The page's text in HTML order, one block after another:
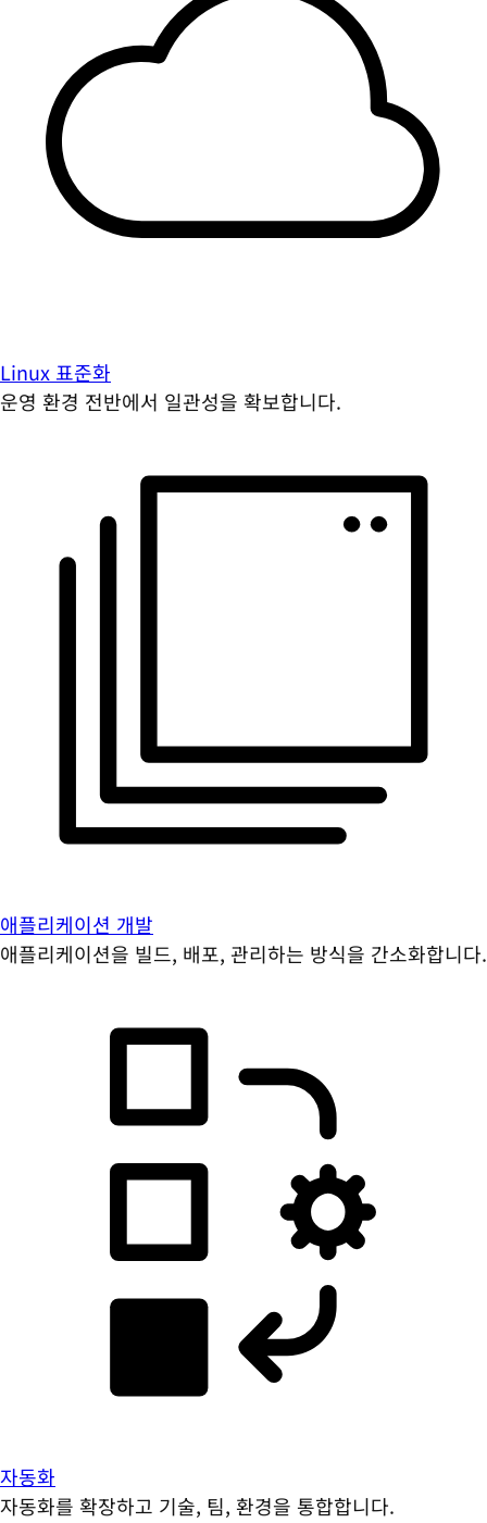
Linux 표준화
운영 환경 전반에서 일관성을 확보합니다.
애플리케이션 개발
애플리케이션을 빌드, 배포, 관리하는 방식을 간소화합니다.
자동화
자동화를 확장하고 기술, 팀, 환경을 통합합니다.